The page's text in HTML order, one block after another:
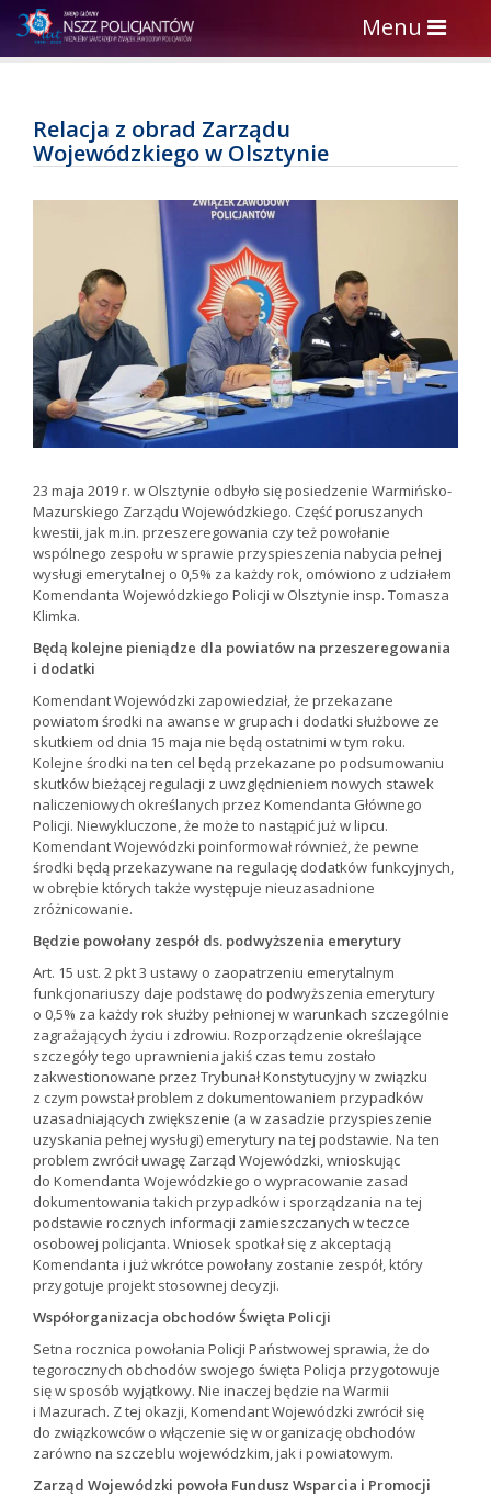
Toggle
navigation
Menu
Relacja z obrad Zarządu
Wojewódzkiego w Olsztynie
23 maja 2019 r. w Olsztynie odbyło się posiedzenie Warmińsko-
Mazurskiego Zarządu Wojewódzkiego. Część poruszanych
kwestii, jak m.in. przeszeregowania czy też powołanie
wspólnego zespołu w sprawie przyspieszenia nabycia pełnej
wysługi emerytalnej o 0,5% za każdy rok, omówiono z udziałem
Komendanta Wojewódzkiego Policji w Olsztynie insp. Tomasza
Klimka.
Będą kolejne pieniądze dla powiatów na przeszeregowania
i dodatki
Komendant Wojewódzki zapowiedział, że przekazane
powiatom środki na awanse w grupach i dodatki służbowe ze
skutkiem od dnia 15 maja nie będą ostatnimi w tym roku.
Kolejne środki na ten cel będą przekazane po podsumowaniu
skutków bieżącej regulacji z uwzględnieniem nowych stawek
naliczeniowych określanych przez Komendanta Głównego
Policji. Niewykluczone, że może to nastąpić już w lipcu.
Komendant Wojewódzki poinformował również, że pewne
środki będą przekazywane na regulację dodatków funkcyjnych,
w obrębie których także występuje nieuzasadnione
zróżnicowanie.
Będzie powołany zespół ds. podwyższenia emerytury
Art. 15 ust. 2 pkt 3 ustawy o zaopatrzeniu emerytalnym
funkcjonariuszy daje podstawę do podwyższenia emerytury
o 0,5% za każdy rok służby pełnionej w warunkach szczególnie
zagrażających życiu i zdrowiu. Rozporządzenie określające
szczegóły tego uprawnienia jakiś czas temu zostało
zakwestionowane przez Trybunał Konstytucyjny w związku
z czym powstał problem z dokumentowaniem przypadków
uzasadniających zwiększenie (a w zasadzie przyspieszenie
uzyskania pełnej wysługi) emerytury na tej podstawie. Na ten
problem zwrócił uwagę Zarząd Wojewódzki, wnioskując
do Komendanta Wojewódzkiego o wypracowanie zasad
dokumentowania takich przypadków i sporządzania na tej
podstawie rocznych informacji zamieszczanych w teczce
osobowej policjanta. Wniosek spotkał się z akceptacją
Komendanta i już wkrótce powołany zostanie zespół, który
przygotuje projekt stosownej decyzji.
Współorganizacja obchodów Święta Policji
Setna rocznica powołania Policji Państwowej sprawia, że do
tegorocznych obchodów swojego święta Policja przygotowuje
się w sposób wyjątkowy. Nie inaczej będzie na Warmii
i Mazurach. Z tej okazji, Komendant Wojewódzki zwrócił się
do związkowców o włączenie się w organizację obchodów
zarówno na szczeblu wojewódzkim, jak i powiatowym.
Zarząd Wojewódzki powoła Fundusz Wsparcia i Promocji